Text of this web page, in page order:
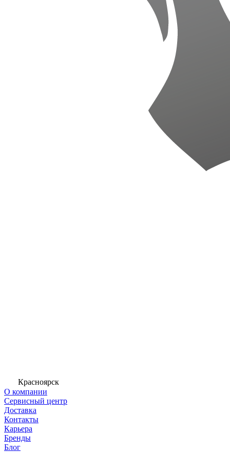
Красноярск
О компании
Сервисный центр
Доставка
Контакты
Карьера
Бренды
Блог